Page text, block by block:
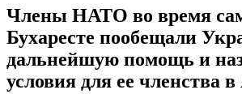
Члены НАТО во время
Бухаресте пообещали
дальнейшую помощь и
условия для ее членства